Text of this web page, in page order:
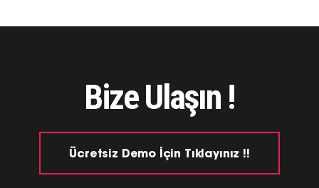
Bize Ulaşın !
Ücretsiz Demo İçin Tıklayınız !!